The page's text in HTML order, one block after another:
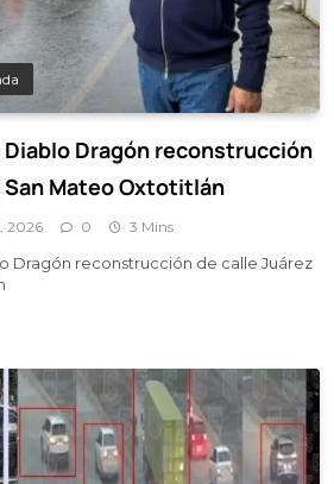
Dragón reconstrucción
Mateo Oxtotitlán
2026 0 3 Mins
Dragón reconstrucción de calle Juárez